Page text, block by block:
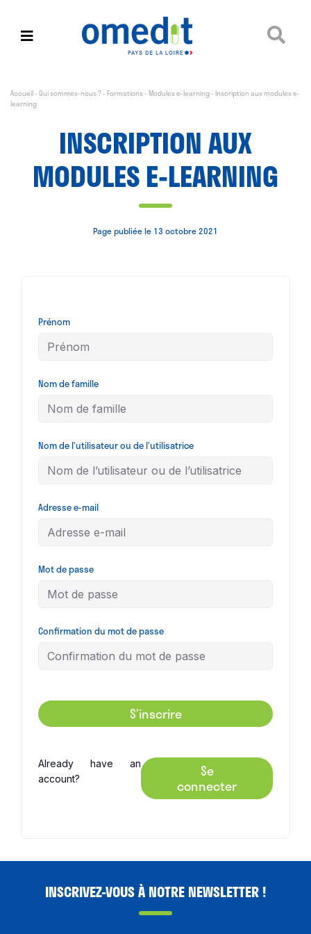
Accueil-Qui sommes-nous ?- Formations- Modules e-learning- Inscription aux modules e-
learning
INSCRIPTION AUX
MODULES E-LEARNING
Page publiée le 13 octobre 2021
Prénom
Nom de famille
Nom de l’utilisateur ou de l’utilisatrice
Adresse e-mail
Mot de passe
Confirmation du mot de passe
S’inscrire
Already have an
account?
Se
connecter
INSCRIVEZ-VOUS À NOTRE NEWSLETTER !